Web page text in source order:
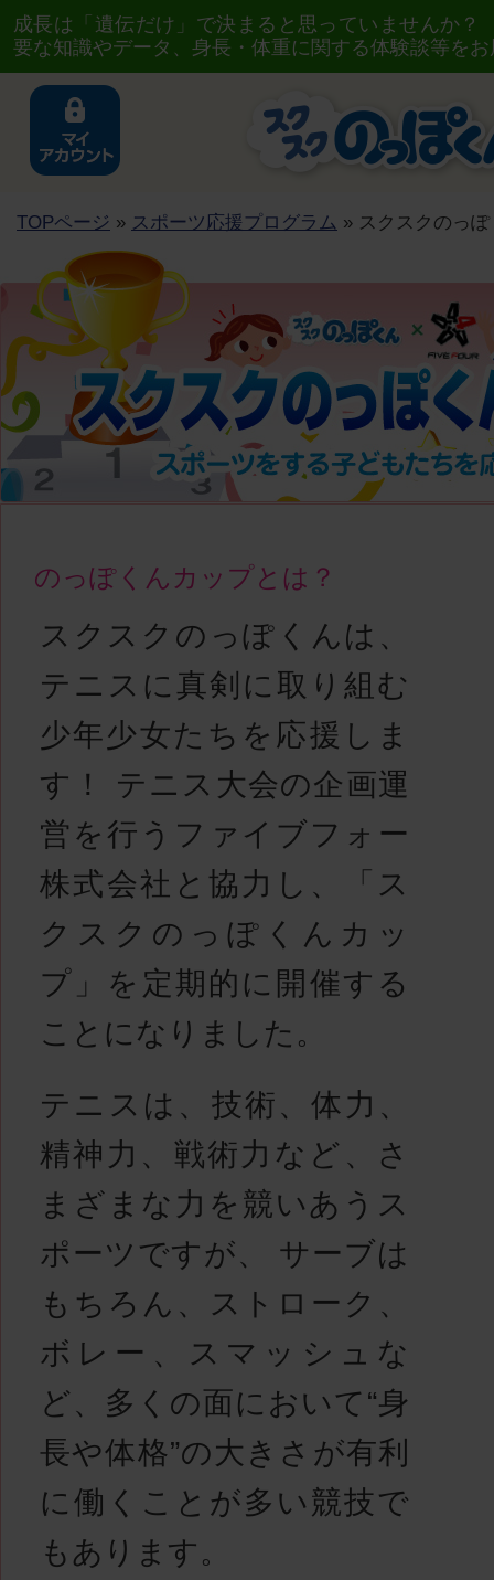
成長は「遺伝だけ」で決まると思っていませんか
要な知識やデータ、身長・体重に関する体験談等を
TOPページ » スポーツ応援プログラム » スクスクのっ
のっぽくんカップとは？
スクスクのっぽくんは、
テニスに真剣に取り組む
少年少女たちを応援しま
す！ テニス大会の企画運
営を行うファイブフォー
株式会社と協力し、「ス
クスクのっぽくんカッ
プ」を定期的に開催する
ことになりました。
テニスは、技術、体力、
精神力、戦術力など、さ
まざまな力を競いあうス
ポーツですが、 サーブは
もちろん、ストローク、
ボレー、スマッシュな
ど、多くの面において“身
長や体格”の大きさが有利
に働くことが多い競技で
もあります。